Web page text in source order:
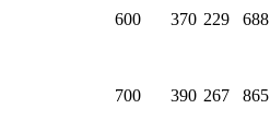
600 370 229 688
700 390 267 865